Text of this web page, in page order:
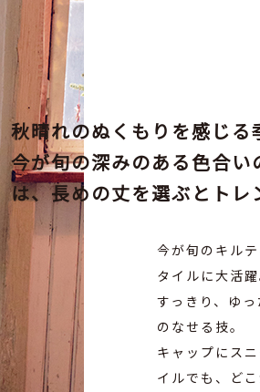
秋晴れのぬくもりを感じる
今が旬の深みのある色合い
は、長めの丈を選ぶとトレ
今が旬のキル
タイルに大活躍
すっきり、ゆ
のなせる技。
キャップにス
イルでも、ど